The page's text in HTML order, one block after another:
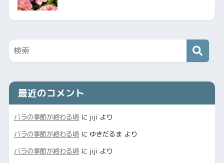
最近のコメント
バラの季節が終わる頃に jiji より
バラの季節が終わる頃に ゆきだるま より
バラの季節が終わる頃に jiji より